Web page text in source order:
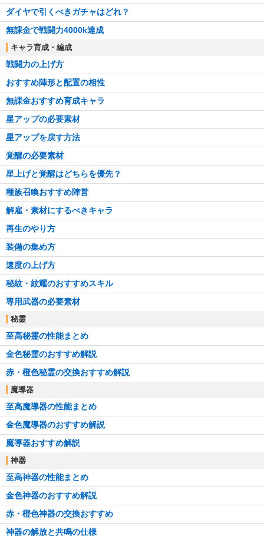
ダイヤで引くべきガチャはどれ？
無課金で戦闘力4000k達成
キャラ育成・編成
戦闘力の上げ方
おすすめ陣形と配置の相性
無課金おすすめ育成キャラ
星アップの必要素材
星アップを戻す方法
覚醒の必要素材
星上げと覚醒はどちらを優先？
種族召喚おすすめ陣営
解雇・素材にするべきキャラ
再生のやり方
装備の集め方
速度の上げ方
秘紋・紋耀のおすすめスキル
専用武器の必要素材
秘霊
至高秘霊の性能まとめ
金色秘霊のおすすめ解説
赤・橙色秘霊の交換おすすめ解説
魔導器
至高魔導器の性能まとめ
金色魔導器のおすすめ解説
魔導器おすすめ解説
神器
至高神器の性能まとめ
金色神器のおすすめ解説
赤・橙色神器の交換おすすめ
神器の解放と共鳴の仕様